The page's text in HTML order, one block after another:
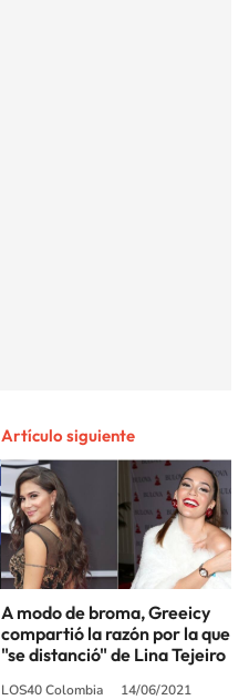
Artículo siguiente
A modo de broma, Greeicy
compartió la razón por la que
"se distanció" de Lina Tejeiro
LOS40 Colombia 14/06/2021